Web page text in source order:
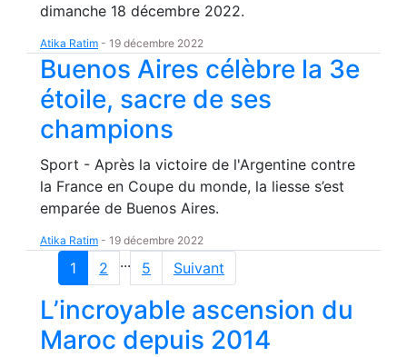
dimanche 18 décembre 2022.
Atika Ratim - 19 décembre 2022
Buenos Aires célèbre la 3e
étoile, sacre de ses
champions
Sport - Après la victoire de l'Argentine contre
la France en Coupe du monde, la liesse s’est
emparée de Buenos Aires.
Atika Ratim - 19 décembre 2022
1 2 ... 5 Suivant
L’incroyable ascension du
Maroc depuis 2014